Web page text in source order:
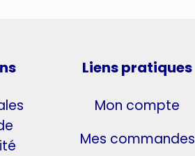
Liens pratiques
Mon compte
Mes commandes